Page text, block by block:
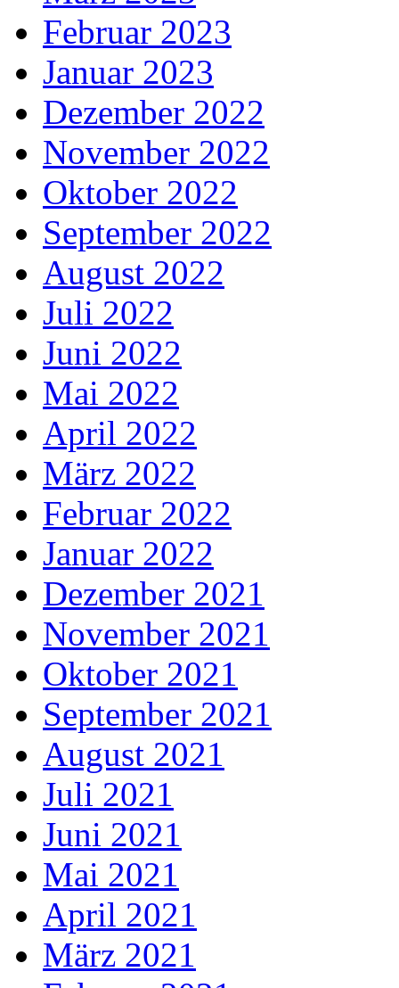
Februar 2023
Januar 2023
Dezember 2022
November 2022
Oktober 2022
September 2022
August 2022
Juli 2022
Juni 2022
Mai 2022
April 2022
März 2022
Februar 2022
Januar 2022
Dezember 2021
November 2021
Oktober 2021
September 2021
August 2021
Juli 2021
Juni 2021
Mai 2021
April 2021
März 2021